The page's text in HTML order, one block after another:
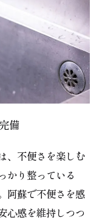
備
、不便さを楽しむ
かり整っている
阿蘇で不便さを感
心感を維持しつつ